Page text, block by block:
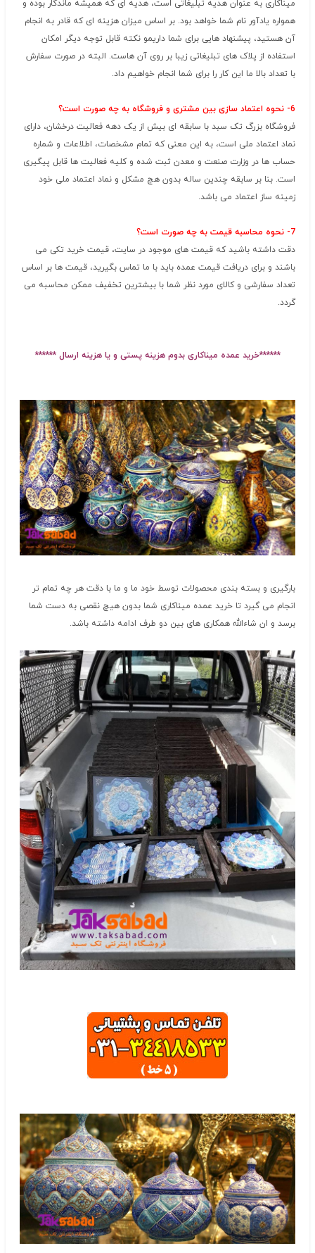
میناکاری به عنوان هدیه تبلیغاتی است، هدیه ای که همیشه ماندگار بوده و
همواره یادآور نام شما خواهد بود. بر اساس میزان هزینه ای که قادر به انجام
آن هستید، پیشنهاد هایی برای شما داریمو نکته قابل توجه دیگر امکان
استفاده از پلاک های تبلیغاتی زیبا بر روی آن هاست. البته در صورت سفارش
با تعداد بالا ما این کار را برای شما انجام خواهیم داد.
6- نحوه اعتماد سازی بین مشتری و فروشگاه به چه صورت است؟
فروشگاه بزرگ تک سبد با سابقه ای بیش از یک دهه فعالیت درخشان، دارای
نماد اعتماد ملی است، به این معنی که تمام مشخصات، اطلاعات و شماره
حساب ها در وزارت صنعت و معدن ثبت شده و کلیه فعالیت ها قابل پیگیری
است. بنا بر سابقه چندین ساله بدون هچ مشکل و نماد اعتماد ملی خود
زمینه ساز اعتماد می باشد.
7- نحوه محاسبه قیمت به چه صورت است؟
دقت داشته باشید که قیمت های موجود در سایت، قیمت خرید تکی می
باشند و برای دریافت قیمت عمده باید با ما تماس بگیرید، قیمت ها بر اساس
تعداد سفارشی و کالای مورد نظر شما با بیشترین تخفیف ممکن محاسبه می
گردد.
******خرید عمده میناکاری بدوم هزینه پستی و یا هزینه ارسال ******
بارگیری و بسته بندی محصولات توسط خود ما و ما با دقت هر چه تمام تر
انجام می گیرد تا خرید عمده میناکاری شما بدون هیچ نقصی به دست شما
برسد و ان شاءالله همکاری های بین دو طرف ادامه داشته باشد.